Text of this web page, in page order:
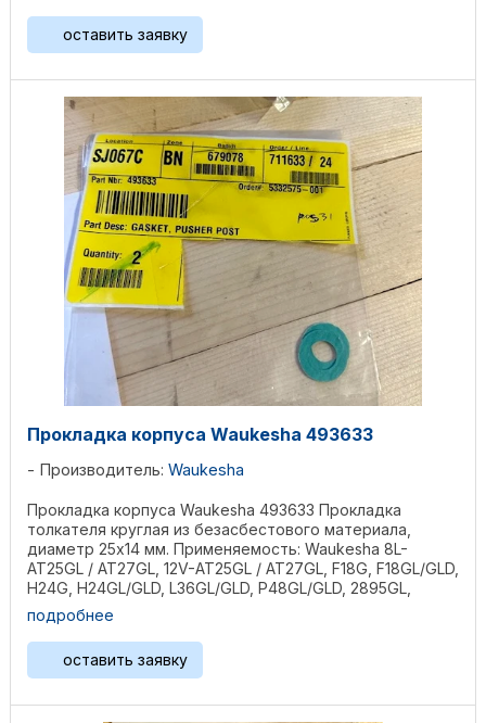
оставить заявку
Прокладка корпуса Waukesha 493633
Производитель: Waukesha
Прокладка корпуса Waukesha 493633 Прокладка
толкателя круглая из безасбестового материала,
диаметр 25х14 мм. Применяемость: Waukesha 8L-
AT25GL / AT27GL, 12V-AT25GL / AT27GL, F18G, F18GL/GLD,
H24G, H24GL/GLD, L36GL/GLD, P48GL/GLD, 2895GL,
3521GL, ...
подробнее
оставить заявку